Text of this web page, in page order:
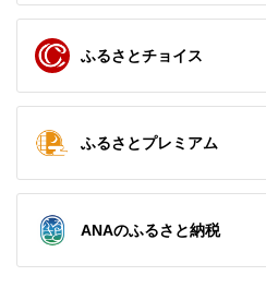
出典：ふるさとチョイ
ル2 バンブーエアスル
ーバックプロテクター
ギア 人気ブランド［
京都 バイクギア 人気
ブランド 衝撃吸収プ
ロテクター 高い通気
性 人気 おすすめ バイ
19,000
サーフボード／ショー
トボード[0500-0024]
500,000
ふるさとチョイス
ふるさとプレミアム
ANAのふるさと納税